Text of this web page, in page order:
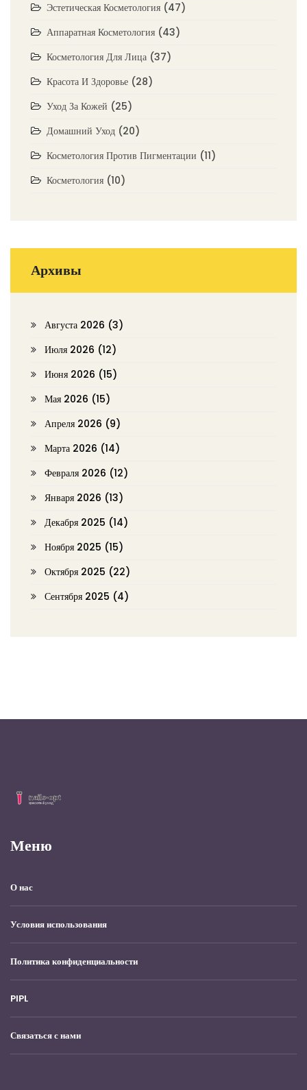
Эстетическая Косметология (47)
Аппаратная Косметология (43)
Косметология Для Лица (37)
Красота И Здоровье (28)
Уход За Кожей (25)
Домашний Уход (20)
Косметология Против Пигментации (11)
Косметология (10)
Архивы
Августа 2026 (3)
Июля 2026 (12)
Июня 2026 (15)
Мая 2026 (15)
Апреля 2026 (9)
Марта 2026 (14)
Февраля 2026 (12)
Января 2026 (13)
Декабря 2025 (14)
Ноября 2025 (15)
Октября 2025 (22)
Сентября 2025 (4)
Меню
О нас
Условия использования
Политика конфиденциальности
PIPL
Связаться с нами